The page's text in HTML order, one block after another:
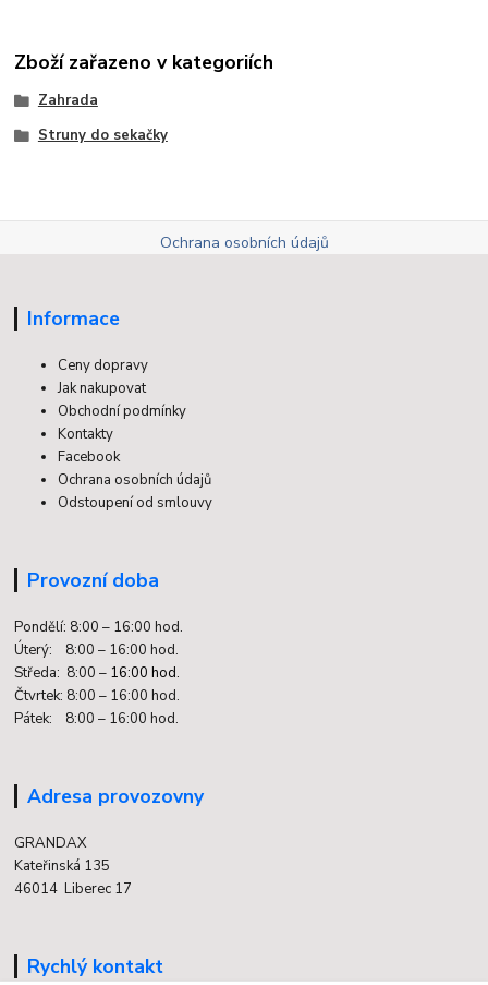
Zboží zařazeno v kategoriích
Zahrada
Struny do sekačky
Ochrana osobních údajů
Informace
Ceny dopravy
Jak nakupovat
Obchodní podmínky
Kontakty
Facebook
Ochrana osobních údajů
Odstoupení od smlouvy
Provozní doba
Pondělí: 8:00 – 16:00 hod.
Úterý: 8:00 – 16:00 hod.
Středa: 8:00 – 16:00 hod.
Čtvrtek: 8:00 – 16:00 hod.
Pátek: 8:00 – 16:00 hod.
Adresa provozovny
GRANDAX
Kateřinská 135
46014 Liberec 17
Rychlý kontakt